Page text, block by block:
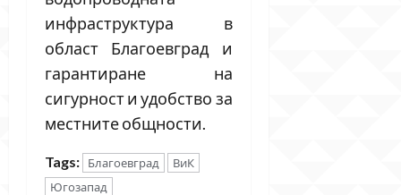
инфраструктура в
област Благоевград и
гарантиране на
сигурност и удобство за
местните общности.
Tags: Благоевград
ВиК
Югозапад